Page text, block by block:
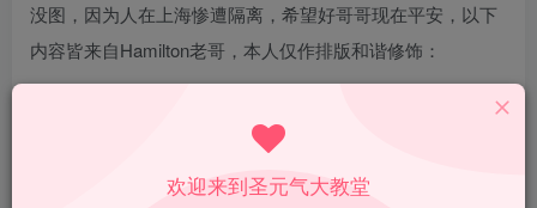
没图，因为人在上海惨遭隔离，希望好哥哥现在平安，以下
内容皆来自Hamilton老哥，本人仅作排版和谐修饰：
欢迎来到圣元气大教堂